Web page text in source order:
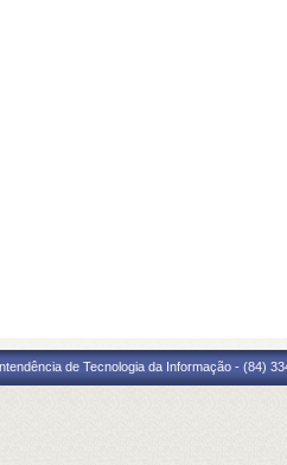
de Tecnologia da Informação - (84)